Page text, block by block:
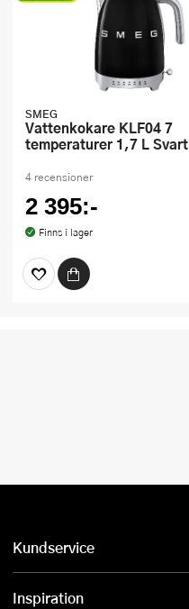
SMEG
Vattenkokare KLF04 7
temperaturer 1,7 L Svart
4 recensioner
2 395:-
Finns i lager
Kundservice
Inspiration